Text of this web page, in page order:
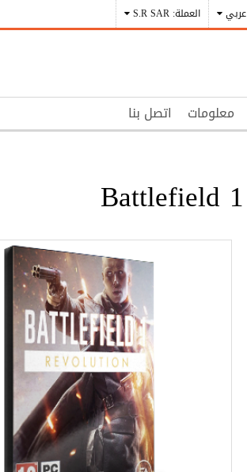
عربي العملة: S.R SAR
معلومات اتصل بنا
Battlefield 1